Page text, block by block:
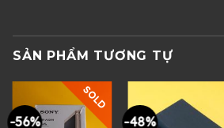
SẢN PHẨM TƯƠNG TỰ
-56%
SOLD
-48%